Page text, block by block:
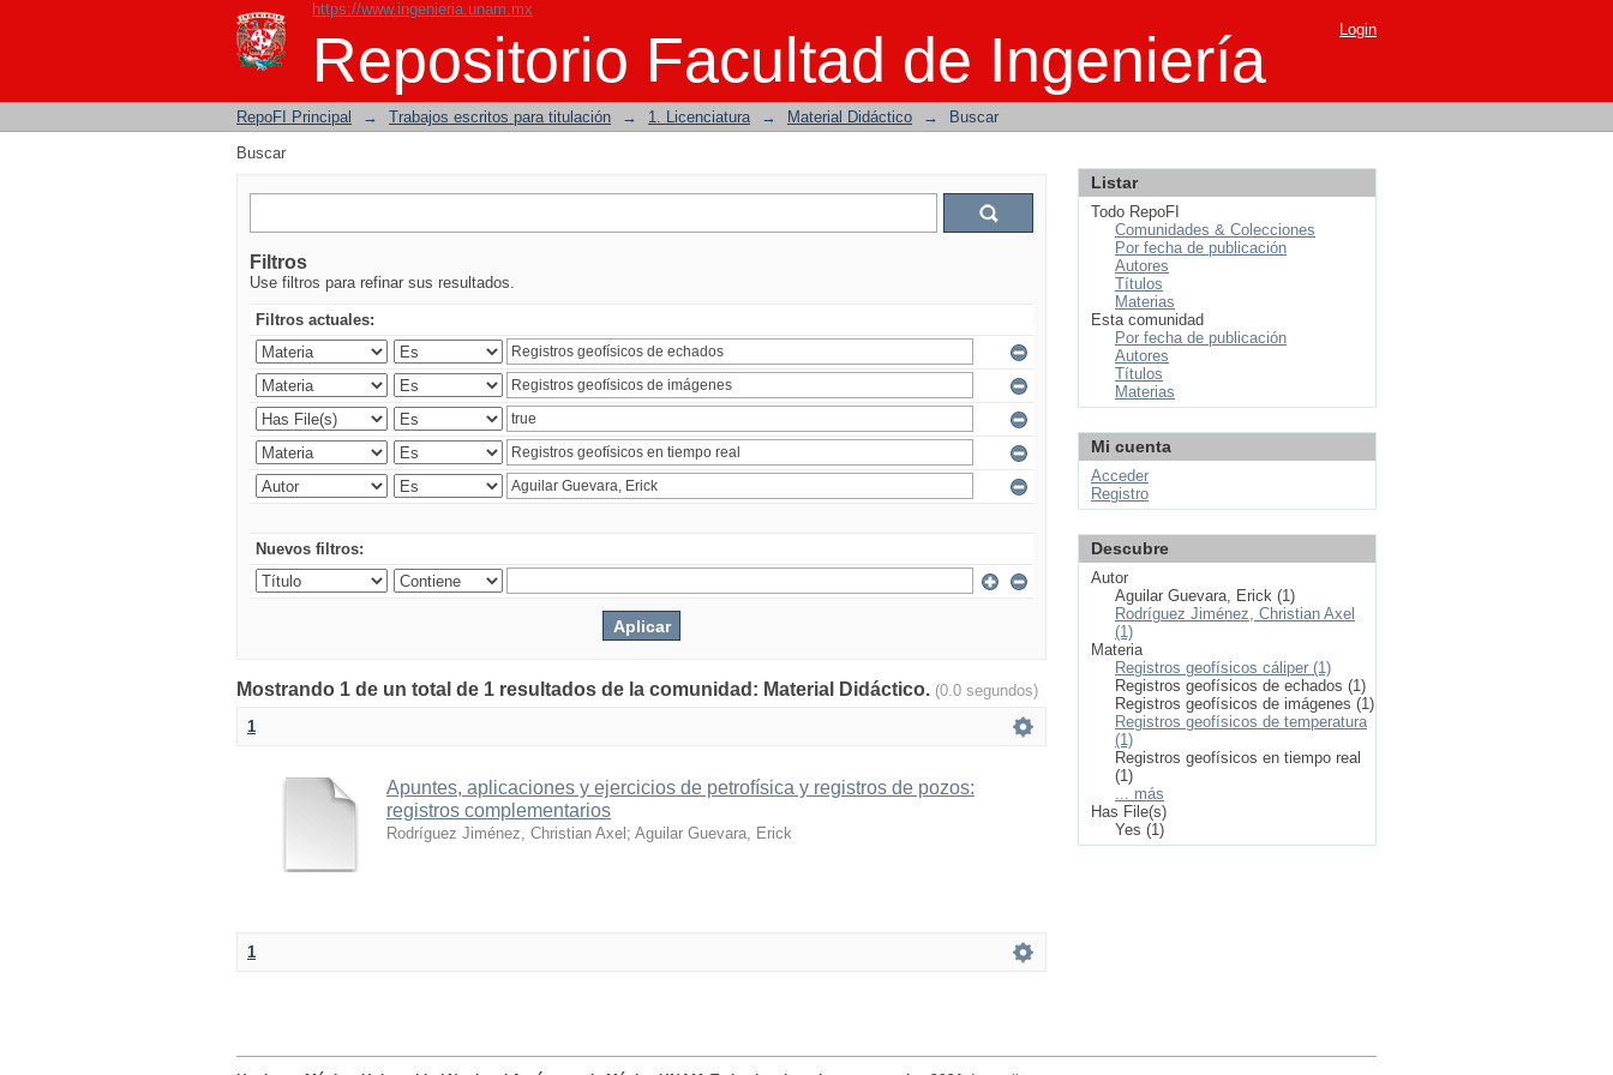
https://www.ingenieria.unam.mx
Repositorio Facultad de Ingeniería
Buscar Login
RepoFI Principal → Trabajos escritos para titulación → 1. Licenciatura → Material Didáctico →
Buscar
Buscar
Filtros
Use filtros para refinar sus resultados.
Filtros actuales:
Nuevos filtros:
Mostrando 1 de un total de 1 resultados de la comunidad: Material Didáctico. (0.0 segundos)
1
Apuntes, aplicaciones y ejercicios de petrofísica y registros de pozos:
registros complementarios
Rodríguez Jiménez, Christian Axel ; Aguilar Guevara, Erick
1
Listar
Todo RepoFI
Comunidades & Colecciones
Por fecha de publicación
Autores
Títulos
Materias
Esta comunidad
Por fecha de publicación
Autores
Títulos
Materias
Mi cuenta
Acceder
Registro
Descubre
Autor
Aguilar Guevara, Erick (1)
Rodríguez Jiménez, Christian Axel
(1)
Materia
Registros geofísicos cáliper (1)
Registros geofísicos de echados (1)
Registros geofísicos de imágenes (1)
Registros geofísicos de temperatura
(1)
Registros geofísicos en tiempo real
(1)
... más
Has File(s)
Yes (1)